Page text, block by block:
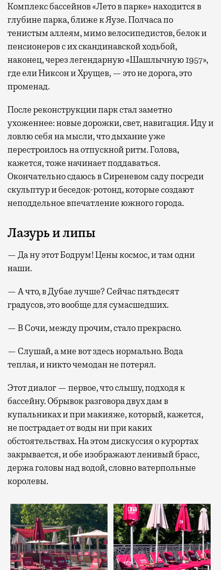
Комплекс бассейнов «Лето в парке» находится в
глубине парка, ближе к Яузе. Полчаса по
тенистым аллеям, мимо велосипедистов, белок и
пенсионеров с их скандинавской ходьбой,
наконец, через легендарную «Шашлычную 1957»,
где ели Никсон и Хрущев, — это не дорога, это
променад.
После реконструкции парк стал заметно
ухоженнее: новые дорожки, свет, навигация. Иду и
ловлю себя на мысли, что дыхание уже
перестроилось на отпускной ритм. Голова,
кажется, тоже начинает поддаваться.
Окончательно сдаюсь в Сиреневом саду посреди
скульптур и беседок-ротонд, которые создают
неподдельное впечатление южного города.
Лазурь и липы
— Да ну этот Бодрум! Цены космос, и там одни
наши.
— А что, в Дубае лучше? Сейчас пятьдесят
градусов, это вообще для сумасшедших.
— В Сочи, между прочим, стало прекрасно.
— Слушай, а мне вот здесь нормально. Вода
теплая, и никто чемодан не потерял.
Этот диалог — первое, что слышу, подходя к
бассейну. Обрывок разговора двух дам в
купальниках и при макияже, который, кажется,
не пострадает от воды ни при каких
обстоятельствах. На этом дискуссия о курортах
закрывается, и обе изображают ленивый брасс,
держа головы над водой, словно ватерпольные
королевы.